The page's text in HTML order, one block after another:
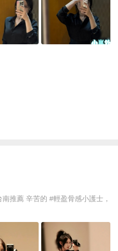
推薦 辛苦的 #輕盈骨感小護士，